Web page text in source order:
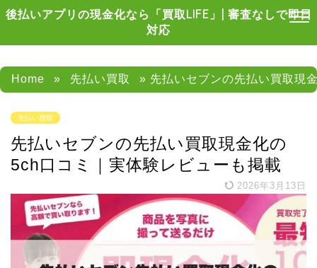
後払いアプリの現金化なら「買取LIFE」| 審査なしで即日
対応
Home » 先払い買取 » 先払いセブンの先払い買取現
先払い買取
先払いセブンの先払い買取現金化の
5ch口コミ｜実体験レビューも掲載
2026年3月13日